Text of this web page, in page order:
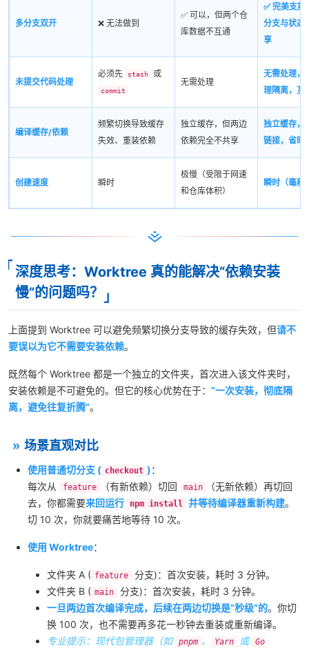
多分支双开 ❌ 无法做到
✅ 可以，但两个仓
库数据不互通
✅ 完美支持
分支与状态
享
未提交代码处理
必须先 stash 或
commit
无需处理
无需处理，
理隔离，互
编译缓存/依赖
频繁切换导致缓存
失效、重装依赖
独立缓存，但两边
依赖完全不共享
独立缓存，
链接，省时
创建速度 瞬时
极慢（受限于网速
和仓库体积）
瞬时（毫秒
深度思考：Worktree 真的能解决“依赖安装
慢”的问题吗？
上面提到 Worktree 可以避免频繁切换分支导致的缓存失效，但请不
要误以为它不需要安装依赖。
既然每个 Worktree 都是一个独立的文件夹，首次进入该文件夹时，
安装依赖是不可避免的。但它的核心优势在于： “一次安装，彻底隔
离，避免往复折腾”。
场景直观对比
使用普通切分支 ( checkout )：
每次从
feature （有新依赖）切回 main
（无新依赖）再切回
去，你都需要来回运行 npm install 并等待编译器重新构建。
切 10 次，你就要痛苦地等待 10 次。
使用 Worktree：
文件夹 A ( feature
分支)：首次安装，耗时 3 分钟。
文件夹 B ( main
分支)：首次安装，耗时 3 分钟。
一旦两边首次编译完成，后续在两边切换是“秒级”的。你切
换 100 次，也不需要再多花一秒钟去重装或重新编译。
专业提示：现代包管理器（如 pnpm 、 Yarn 或 Go